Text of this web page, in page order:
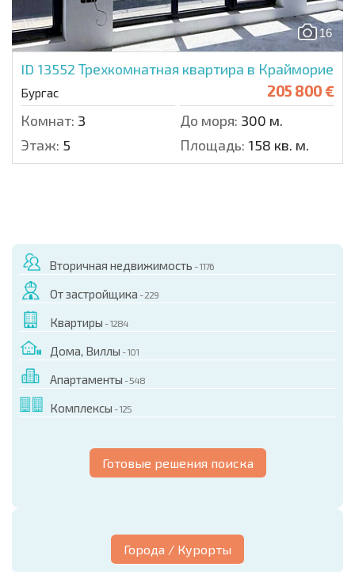
16
ID 13552 Трехкомнатная квартира в Крайморие
Бургас 205 800 €
Комнат: 3 До моря: 300 м.
Этаж: 5 Площадь: 158 кв. м.
Вторичная недвижимость - 1176
От застройщика - 229
Квартиры - 1284
Дома, Виллы - 101
Апартаменты - 548
Комплексы - 125
Готовые решения поиска
Города / Курорты